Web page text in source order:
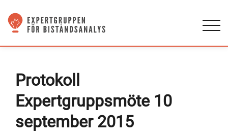
Protokoll
Expertgruppsmöte 10
september 2015